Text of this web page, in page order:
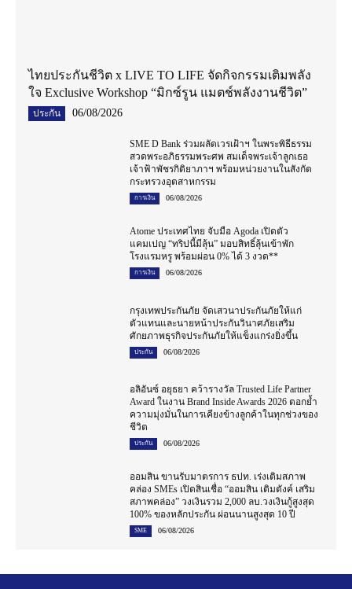
ไทยประกันชีวิต x LIVE TO LIFE จัดกิจกรรมเติมพลัง
ใจ Exclusive Workshop “มิกซ์รูน แมตช์พลังงานชีวิต”
ประกัน 06/08/2026
SME D Bank ร่วมผลัดเวรเฝ้าฯ ในพระพิธีธรรม
สวดพระอภิธรรมพระศพ สมเด็จพระเจ้าลูกเธอ
เจ้าฟ้าพัชรกิติยาภาฯ พร้อมหน่วยงานในสังกัด
กระทรวงอุตสาหกรรม
การเงิน 06/08/2026
Atome ประเทศไทย จับมือ Agoda เปิดตัว
แคมเปญ “ทริปนี้มีลุ้น” มอบสิทธิ์ลุ้นเข้าพัก
โรงแรมหรู พร้อมผ่อน 0% ได้ 3 งวด**
การเงิน 06/08/2026
กรุงเทพประกันภัย จัดเสวนาประกันภัยให้แก่
ตัวแทนและนายหน้าประกันวินาศภัยเสริม
ศักยภาพธุรกิจประกันภัยให้แข็งแกร่งยิ่งขึ้น
ประกัน 06/08/2026
อลิอันซ์ อยุธยา คว้ารางวัล Trusted Life Partner
Award ในงาน Brand Inside Awards 2026 ตอกย้ำ
ความมุ่งมั่นในการเคียงข้างลูกค้าในทุกช่วงของ
ชีวิต
ประกัน 06/08/2026
ออมสิน ขานรับมาตรการ ธปท. เร่งเติมสภาพ
คล่อง SMEs เปิดสินเชื่อ “ออมสิน เติมตังค์ เสริม
สภาพคล่อง” วงเงินรวม 2,000 ลบ.วงเงินกู้สูงสุด
100% ของหลักประกัน ผ่อนนานสูงสุด 10 ปี
SME 06/08/2026